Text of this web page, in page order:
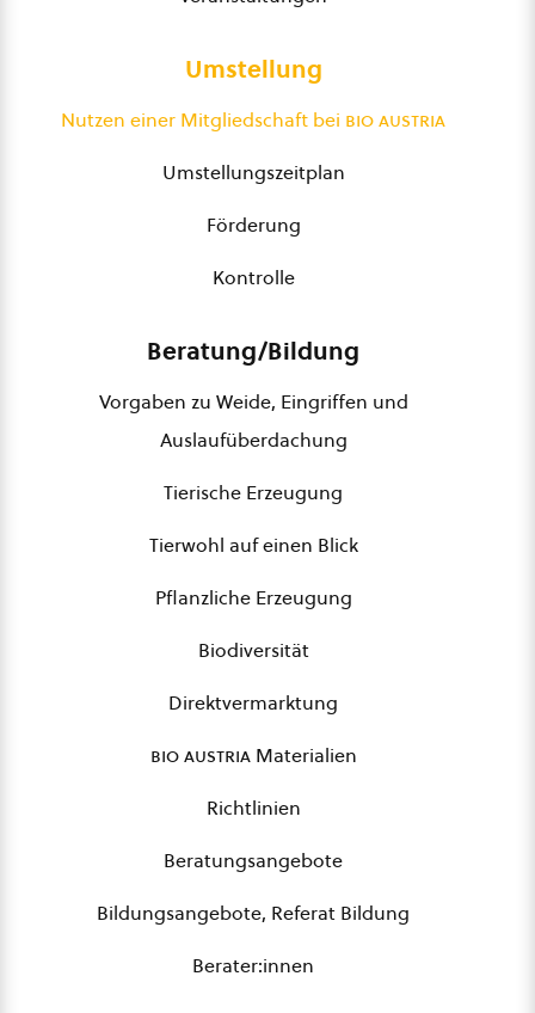
Umstellung
Nutzen einer Mitgliedschaft bei bio austria
Umstellungszeitplan
Förderung
Kontrolle
Beratung/Bildung
Vorgaben zu Weide, Eingriffen und
Auslaufüberdachung
Tierische Erzeugung
Tierwohl auf einen Blick
Pflanzliche Erzeugung
Biodiversität
Direktvermarktung
bio austriaMaterialien
Richtlinien
Beratungsangebote
Bildungsangebote, Referat Bildung
Berater:innen